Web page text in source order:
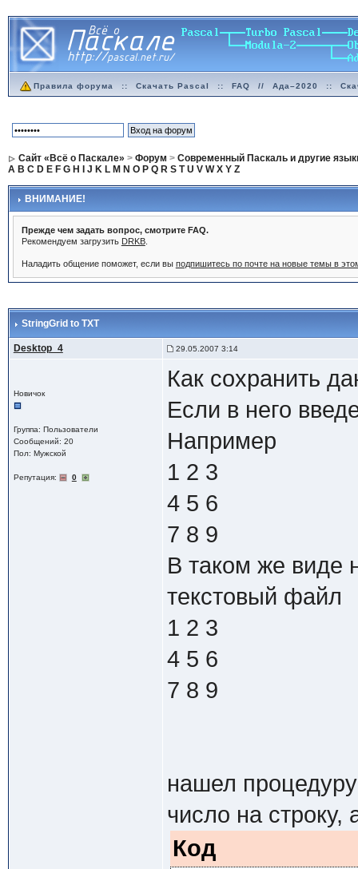
Правила форума :: Скачать Pascal :: FAQ // Ада–2020 ::
Сайт «Всё о Паскале» > Форум > Современный Паскаль и другие
A B C D E F G H J K L M N O P Q R S T U V W X Y Z
ВНИМАНИЕ!
Прежде чем задать вопрос, смотрите FAQ.
Рекомендуем загрузить DRKB.
Наладить общение поможет, если вы подпишитесь по почте на новые темы в
StringGrid to TXT
Desktop_4 29.05.2007 3:14
Новичок
Группа: Пользователи
Сообщений: 20
Пол: Мужской
Репутация: 0
Как сохранить
Если в него
Например
1 2 3
4 5 6
7 8 9
В таком же виде
текстовый файл
1 2 3
4 5 6
7 8 9
нашел
число на строку,
Код